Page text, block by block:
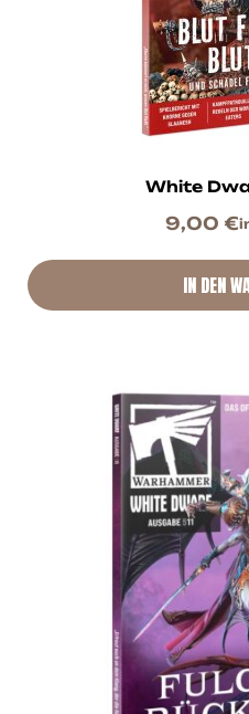
White
9,00 €
IN DEN